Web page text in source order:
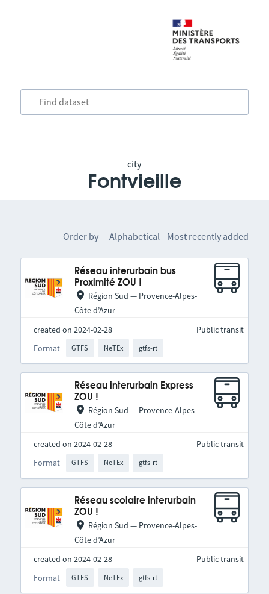
city
Fontvieille
Order by Alphabetical Most recently added
Réseau interurbain bus
Proximité ZOU !
Région Sud — Provence-Alpes-
Côte d’Azur
created on 2024-02-28
Format
GTFS NeTEx gtfs-rt
Public transit
Réseau interurbain Express
ZOU !
Région Sud — Provence-Alpes-
Côte d’Azur
created on 2024-02-28
Format
GTFS NeTEx gtfs-rt
Public transit
Réseau scolaire interurbain
ZOU !
Région Sud — Provence-Alpes-
Côte d’Azur
created on 2024-02-28
Format
GTFS NeTEx gtfs-rt
Public transit